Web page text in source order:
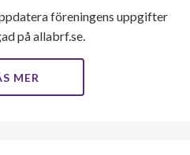
föreningens uppgifter
på allabrf.se.
MER